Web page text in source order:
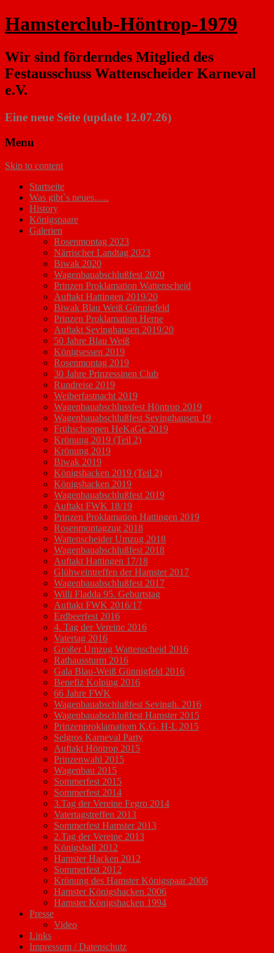
Hamsterclub-Höntrop-1979
Wir sind förderndes Mitglied des
Festausschuss Wattenscheider Karneval
e.V.
Eine neue Seite (update 12.07.26)
Menu
Skip to content
Startseite
Was gibt`s neues…..
History
Königspaare
Galerien
Rosenmontag 2023
Närrischer Landtag 2023
Biwak 2020
Wagenbauabschlußfest 2020
Prinzen Proklamation Wattenscheid
Auftakt Hattingen 2019/20
Biwak Blau Weiß Günnigfeld
Prinzen Proklamation Herne
Auftakt Sevinghausen 2019/20
50 Jahre Blau Weiß
Königsessen 2019
Rosenmontag 2019
30 Jahre Prinzessinen Club
Rundreise 2019
Weiberfastnacht 2019
Wagenbauabschlussfest Höntrop 2019
Wagenbauabschlußfest Sevinghausen 19
Frühschoppen HeKaGe 2019
Krönung 2019 (Teil 2)
Krönung 2019
Biwak 2019
Königshacken 2019 (Teil 2)
Königshacken 2019
Wagenbauabschlußfest 2019
Auftakt FWK 18/19
Prinzen Proklamation Hattingen 2019
Rosenmontagzug 2018
Wattenscheider Umzug 2018
Wagenbauabschlußfest 2018
Auftakt Hattingen 17/18
Glühweintreffen der Hamster 2017
Wagenbauabschlußfest 2017
Willi Fladda 95. Geburtstag
Auftakt FWK 2016/17
Erdbeerfest 2016
4. Tag der Vereine 2016
Vatertag 2016
Großer Umzug Wattenscheid 2016
Rathaussturm 2016
Gala Blau-Weiß Günnigfeld 2016
Benefiz Kolping 2016
66 Jahre FWK
Wagenbauabschlußfest Sevingh. 2016
Wagenbauabschlußfest Hamster 2015
Prinzenproklamatiom K.G. H-L 2015
Selgros Karneval Party
Auftakt Höntrop 2015
Prinzenwahl 2015
Wagenbau 2015
Sommerfest 2015
Sommerfest 2014
3.Tag der Vereine Fegro 2014
Vatertagstreffen 2013
Sommerfest Hamster 2013
2.Tag der Vereine 2013
Königsball 2012
Hamster Hacken 2012
Sommerfest 2012
Krönung des Hamster Königspaar 2006
Hamster Königshacken 2006
Hamster Königshacken 1994
Presse
Video
Links
Impressum / Datenschutz